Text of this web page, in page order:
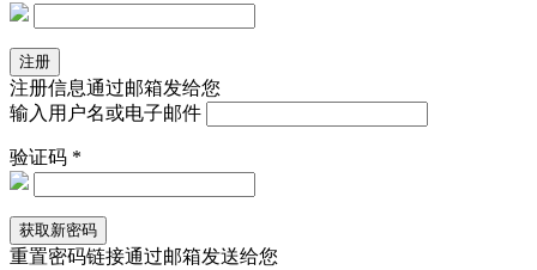
注册信息通过邮箱发给您
输入用户名或电子邮件
验证码 *
重置密码链接通过邮箱发送给您